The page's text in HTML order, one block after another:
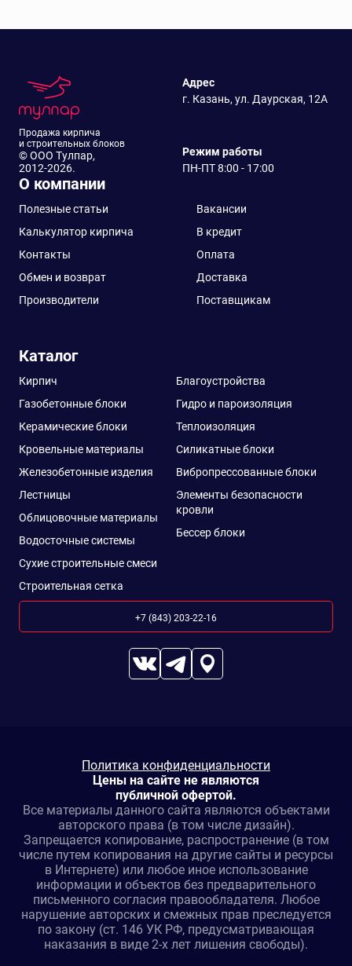
Продажа кирпича
и строительных блоков
© ООО Тулпар,
2012-2026.
Адрес
г. Казань, ул. Даурская, 12А
Режим работы
ПН-ПТ 8:00 - 17:00
О компании
Полезные статьи
Вакансии
Калькулятор кирпича
В кредит
Контакты
Оплата
Обмен и возврат
Доставка
Производители
Поставщикам
Каталог
Кирпич
Газобетонные блоки
Керамические блоки
Кровельные материалы
Железобетонные изделия
Лестницы
Облицовочные материалы
Водосточные системы
Сухие строительные смеси
Строительная сетка
Благоустройства
Гидро и пароизоляция
Теплоизоляция
Силикатные блоки
Вибропрессованные блоки
Элементы безопасности
кровли
Бессер блоки
+7 (843) 203-22-16
Цены на сайте не являются
публичной офертой.
Все материалы данного сайта являются объектами
авторского права (в том числе дизайн).
Запрещается копирование, распространение (в том
числе путем копирования на другие сайты и ресурсы
в Интернете) или любое иное использование
информации и объектов без предварительного
письменного согласия правообладателя. Любое
нарушение авторских и смежных прав преследуется
по закону (ст. 146 УК РФ, предусматривающая
наказания в виде 2-х лет лишения свободы).
Политика конфиденциальности